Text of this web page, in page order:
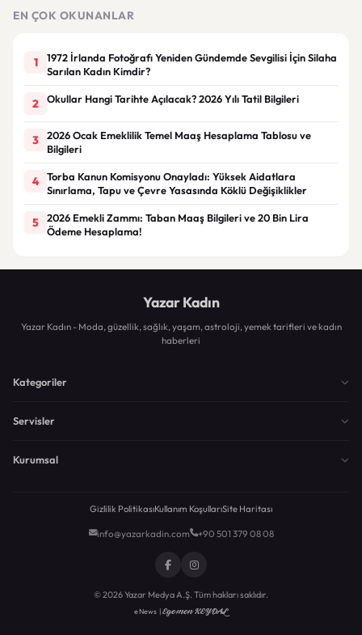
EN ÇOK OKUNANLAR
1
1972 İrlanda Fotoğrafı Yeniden Gündemde Sevgilisi İçin Silaha
Sarılan Kadın Kimdir?
2 Okullar Hangi Tarihte Açılacak? 2026 Yılı Tatil Bilgileri
3
2026 Ocak Emeklilik Temel Maaş Hesaplama Tablosu ve
Bilgileri
4
Torba Kanun Komisyonu Onayladı: Yüksek Aidatlara
Sınırlama, Tapu ve Çevre Yasasında Köklü Değişiklikler
5
2026 Emekli Zammı: Taban Maaş Bilgileri ve 20 Bin Lira
Ödeme Hesaplama!
Yazar Kadın
Yazar Kadın - Moda, güzellik, sağlık, yaşam, astroloji, yemek tarifleri ve kadın
haberleri
Kategoriler
Servisler
Kurumsal
Gizlilik PolitikasıKullanım KoşullarıSite Haritası
info@yazarkadin.com +90 501 379 08 08
© 2026 Yazar Medya A.Ş. Tüm hakları saklıdır.
eNews |Egemen KEYDAL